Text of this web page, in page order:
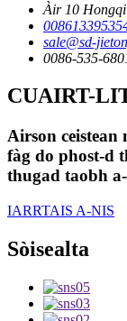
Àir 10 Hongqi
sale@sd-
0086-535-
CUAIRT-
Airson
fàg do phost-d
thugad taobh
IARRTAIS A-NIS
Sòisealta